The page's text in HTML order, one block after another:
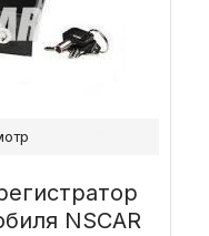
NSCAR